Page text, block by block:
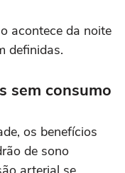
acontece da noite
definidas.
sem consumo
os benefícios
de sono